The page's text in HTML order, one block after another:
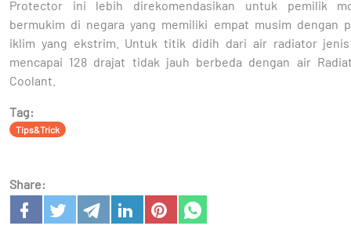
Protector ini lebih direkomendasikan untuk pemilik
bermukim di negara yang memiliki empat musim dengan
iklim yang ekstrim. Untuk titik didih dari air radiator
mencapai 128 drajat tidak jauh berbeda dengan air
Coolant.
Tag:
Tips&Trick
Share: